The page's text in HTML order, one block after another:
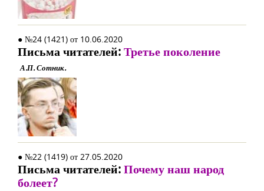
● №24 (1421) от 10.06.2020
Письма читателей:Третье поколение
А.П. Сотник.
● №22 (1419) от 27.05.2020
Письма читателей:Почему наш народ
болеет?